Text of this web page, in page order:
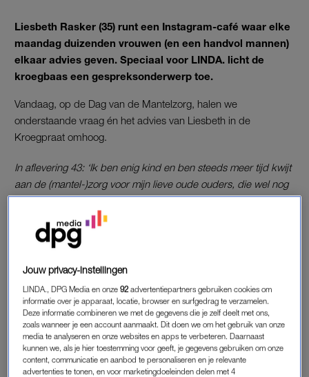
Liesbeth Rasker (35) runt een Instagram-café waar elke
maandag duizenden vrouwen (en een handvol mannen)
elkaar advies geven. Speciaal voor LINDA. licht de
kroegbaas een gespreksonderwerp toe.
Vandaag, op de Dag van de Mantelzorg, halen we
onderstaande vraag én het advies van Liesbeth in de
Kroegpraat omhoog.
In aflevering 43: ‘Ik ben enig kind en ben steeds meer tijd kwijt
aan de (mantel-)zorg voor mijn lieve oude ouders, die wel nog
zelfstandig wonen. Hoe gaan anderen hiermee om?’
Mijn vader is naar eigen zeggen nog altijd ‘een jonge god’,
maar feit blijft dat hij wel degelijk al 78 is. Van geest nog
hartstikke kwiek, maar van lijf toch wel een beetje minder. Hij
woont in een appartement met een lift en dat is natuurlijk een
geschenk, en zowel hij als mijn zus en ik hopen dat hij daar
nog heel lang, liefst voor altijd, zelfstandig kan blijven wonen.
Maar goed, ook in dat geval zal er meer zorg te verdelen zijn.
En eigenlijk staan we daar nu nog niet zo bij stil.
Jouw privacy-instellingen
LINDA., DPG Media en onze92 advertentiepartners gebruiken cookies om
informatie over je apparaat, locatie, browser en surfgedrag te verzamelen.
Deze informatie combineren we met de gegevens die je zelf deelt met ons,
zoals wanneer je een account aanmaakt. Dit doen we om het gebruik van onze
media te analyseren en onze websites en apps te verbeteren. Daarnaast
kunnen we, als je hier toestemming voor geeft, je gegevens gebruiken om onze
content, communicatie en aanbod te personaliseren en je relevante
advertenties te tonen, en voor marketingdoeleinden delen met 4